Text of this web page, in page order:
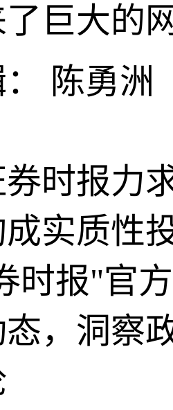
巨大的
陈勇洲
时报力
实质性
时报"官
，洞察